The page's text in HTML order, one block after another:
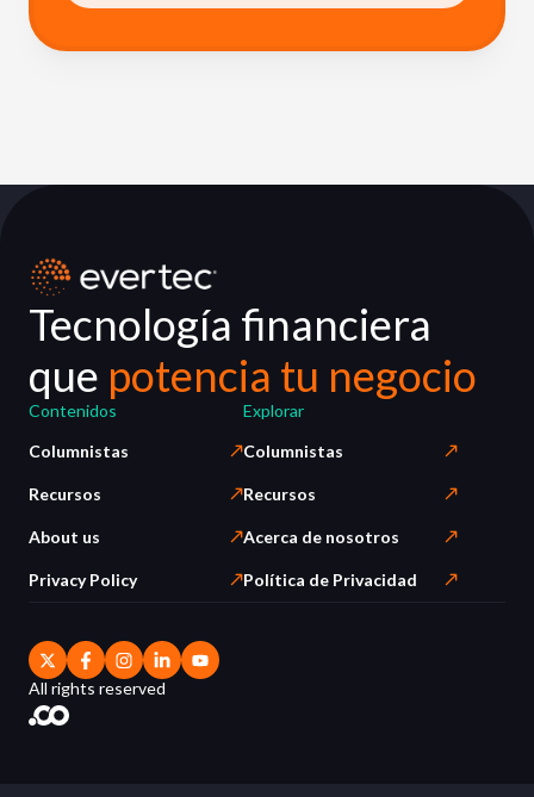
Tecnología financiera
que potencia tu negocio
Contenidos
Columnistas
Recursos
About us
Privacy Policy
Explorar
Columnistas
Recursos
Acerca de nosotros
Política de Privacidad
All rights reserved